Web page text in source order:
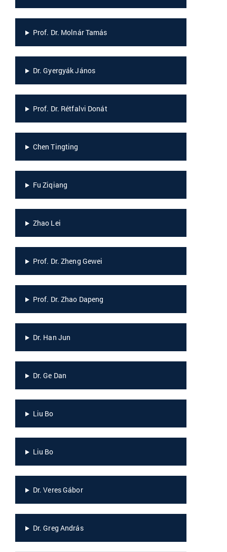
Prof. Dr. Molnár Tamás
Dr. Gyergyák János
Prof. Dr. Rétfalvi Donát
Chen Tingting
Fu Ziqiang
Zhao Lei
Prof. Dr. Zheng Gewei
Prof. Dr. Zhao Dapeng
Dr. Han Jun
Dr. Ge Dan
Liu Bo
Liu Bo
Dr. Veres Gábor
Dr. Greg András